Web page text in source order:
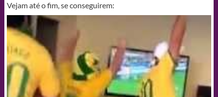
Vejam até o fim, se conseguirem: